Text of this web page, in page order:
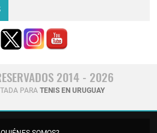
2014 - 2026
PARA TENIS EN URUGUAY